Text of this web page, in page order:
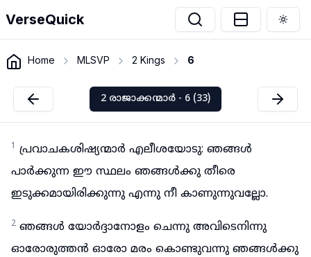
VerseQuick
Home MLSVP 2 Kings 6
2 രാജാക്കന്മാർ - 6 (33)
1 പ്രവാചകശിഷ്യന്മാർ എലീശയോടു: ഞങ്ങൾ
പാർക്കുന്ന ഈ സ്ഥലം ഞങ്ങൾക്കു തീരെ
ഇടുക്കമായിരിക്കുന്നു എന്നു നീ കാണുന്നുവല്ലോ.
2 ഞങ്ങൾ യോർദ്ദാനോളം ചെന്നു അവിടെനിന്നു
ഓരോരുത്തൻ ഓരോ മരം കൊണ്ടുവന്നു ഞങ്ങൾക്കു